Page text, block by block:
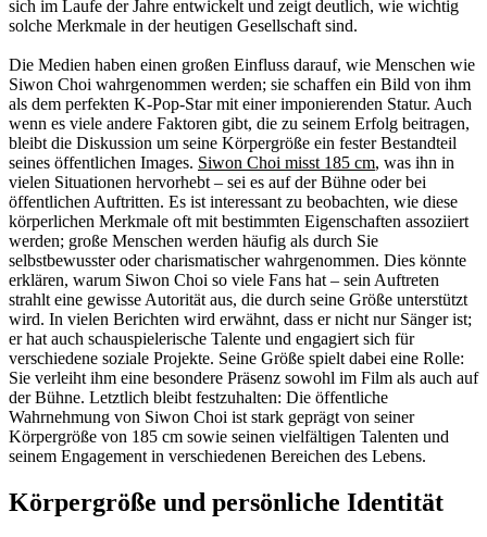
sich im Laufe der Jahre entwickelt und zeigt deutlich, wie wichtig
solche Merkmale in der heutigen Gesellschaft sind.
Die Medien haben einen großen Einfluss darauf, wie Menschen wie
Siwon Choi wahrgenommen werden; sie schaffen ein Bild von ihm
als dem perfekten K-Pop-Star mit einer imponierenden Statur. Auch
wenn es viele andere Faktoren gibt, die zu seinem Erfolg beitragen,
bleibt die Diskussion um seine Körpergröße ein fester Bestandteil
seines öffentlichen Images. Siwon Choi misst 185 cm, was ihn in
vielen Situationen hervorhebt – sei es auf der Bühne oder bei
öffentlichen Auftritten. Es ist interessant zu beobachten, wie diese
körperlichen Merkmale oft mit bestimmten Eigenschaften assoziiert
werden; große Menschen werden häufig als durch Sie
selbstbewusster oder charismatischer wahrgenommen. Dies könnte
erklären, warum Siwon Choi so viele Fans hat – sein Auftreten
strahlt eine gewisse Autorität aus, die durch seine Größe unterstützt
wird. In vielen Berichten wird erwähnt, dass er nicht nur Sänger ist;
er hat auch schauspielerische Talente und engagiert sich für
verschiedene soziale Projekte. Seine Größe spielt dabei eine Rolle:
Sie verleiht ihm eine besondere Präsenz sowohl im Film als auch auf
der Bühne. Letztlich bleibt festzuhalten: Die öffentliche
Wahrnehmung von Siwon Choi ist stark geprägt von seiner
Körpergröße von 185 cm sowie seinen vielfältigen Talenten und
seinem Engagement in verschiedenen Bereichen des Lebens.
Körpergröße und persönliche Identität